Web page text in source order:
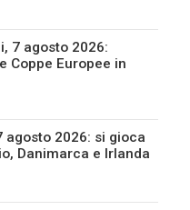
7 agosto 2026:
Coppe Europee in
agosto 2026: si gioca
Danimarca e Irlanda